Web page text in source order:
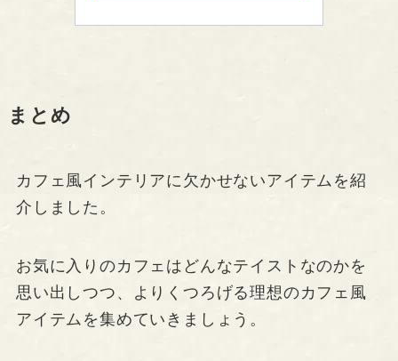
まとめ
カフェ風インテリアに欠かせないアイテムを紹
介しました。
お気に入りのカフェはどんなテイストなのかを
思い出しつつ、よりくつろげる理想のカフェ風
アイテムを集めていきましょう。